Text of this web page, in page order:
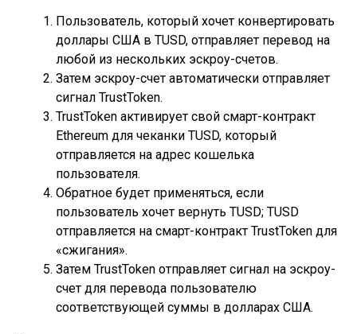
Пользователь, который хочет конвертировать
доллары США в TUSD, отправляет перевод на
любой из нескольких эскроу-счетов.
Затем эскроу-счет автоматически отправляет
сигнал TrustToken.
TrustToken активирует свой смарт-контракт
Ethereum для чеканки TUSD, который
отправляется на адрес кошелька
пользователя.
Обратное будет применяться, если
пользователь хочет вернуть TUSD; TUSD
отправляется на смарт-контракт TrustToken для
«сжигания».
Затем TrustToken отправляет сигнал на эскроу-
счет для перевода пользователю
соответствующей суммы в долларах США.